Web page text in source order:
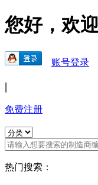
您好，欢
账号登录
|
免费注册
热门搜索：